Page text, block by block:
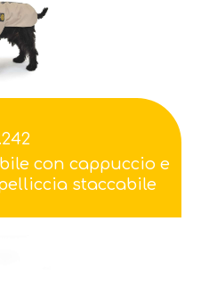
con cappuccio e
staccabile